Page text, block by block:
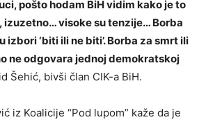
pošto hodam BiH vidim kako je to
izuzetno… visoke su tenzije… Borba
izbori ‘biti ili ne biti’. Borba za smrt ili
ne odgovara jednoj demokratskoj
Šehić, bivši član CIK-a BiH.
iz Koalicije “Pod lupom” kaže da je